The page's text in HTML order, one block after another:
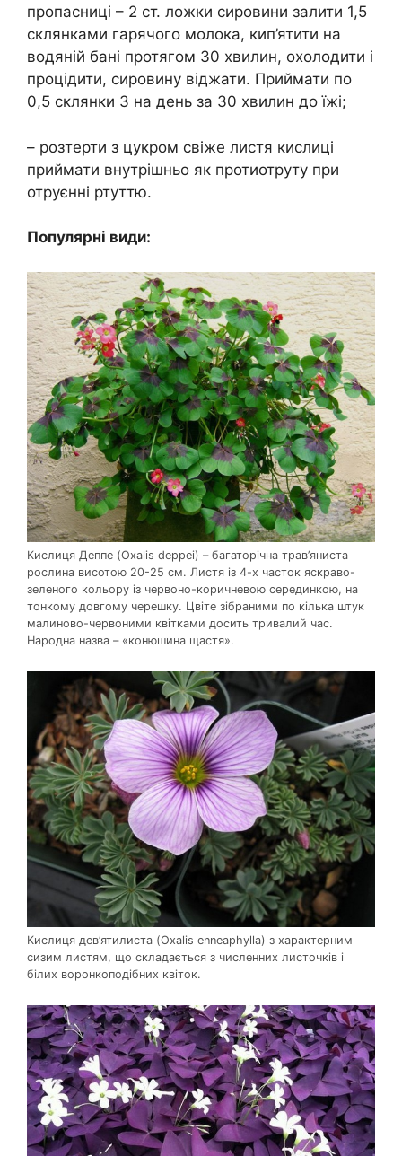
пропасниці – 2 ст. ложки сировини залити 1,5
склянками гарячого молока, кип’ятити на
водяній бані протягом 30 хвилин, охолодити і
процідити, сировину віджати. Приймати по
0,5 склянки 3 на день за 30 хвилин до їжі;
– розтерти з цукром свіже листя кислиці
приймати внутрішньо як протиотруту при
отруєнні ртуттю.
Популярні види:
Кислиця Деппе (Oxalis deppei) – багаторічна трав’яниста
рослина висотою 20-25 см. Листя із 4-х часток яскраво-
зеленого кольору із червоно-коричневою серединкою, на
тонкому довгому черешку. Цвіте зібраними по кілька штук
малиново-червоними квітками досить тривалий час.
Народна назва – «конюшина щастя».
Кислиця дев’ятилиста (Oxalis enneaphylla) з характерним
сизим листям, що складається з численних листочків і
білих воронкоподібних квіток.